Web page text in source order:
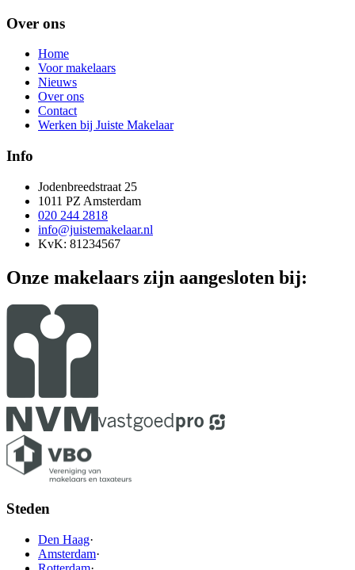
Over ons
Home
Voor makelaars
Nieuws
Over ons
Contact
Werken bij Juiste Makelaar
Info
Jodenbreedstraat 25
1011 PZ Amsterdam
020 244 2818
info@juistemakelaar.nl
KvK: 81234567
Onze makelaars zijn aangesloten bij:
Steden
Den Haag·
Amsterdam·